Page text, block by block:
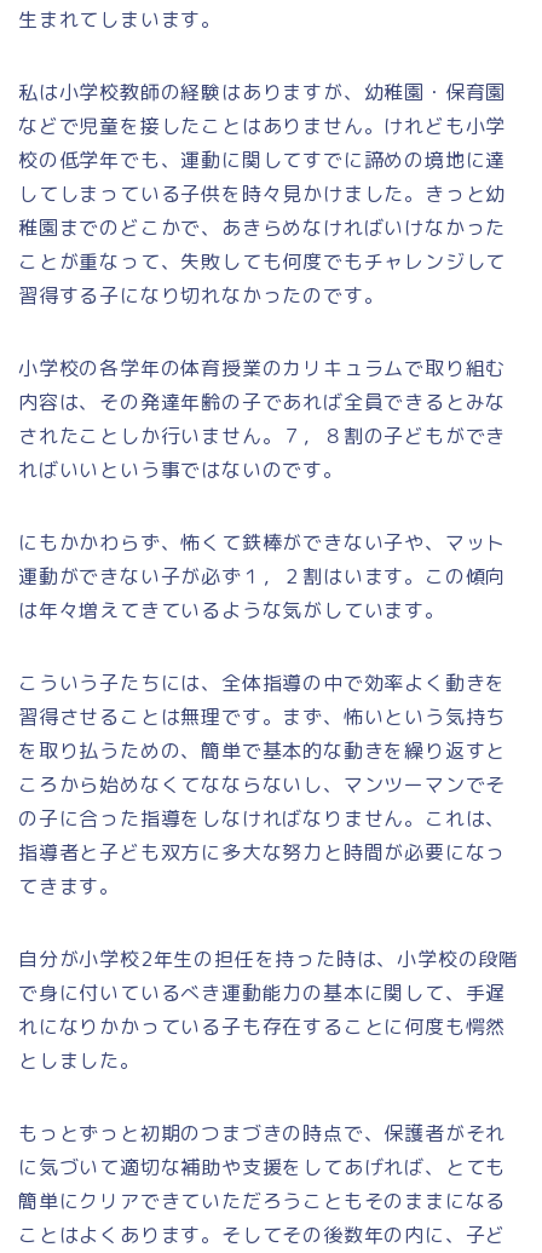
生まれてしまいます。
私は小学校教師の経験はありますが、幼稚園・保育園
などで児童を接したことはありません。けれども小学
校の低学年でも、運動に関してすでに諦めの境地に達
してしまっている子供を時々見かけました。きっと幼
稚園までのどこかで、あきらめなければいけなかった
ことが重なって、失敗しても何度でもチャレンジして
習得する子になり切れなかったのです。
小学校の各学年の体育授業のカリキュラムで取り組む
内容は、その発達年齢の子であれば全員できるとみな
されたことしか行いません。７，８割の子どもができ
ればいいという事ではないのです。
にもかかわらず、怖くて鉄棒ができない子や、マット
運動ができない子が必ず１，２割はいます。この傾向
は年々増えてきているような気がしています。
こういう子たちには、全体指導の中で効率よく動きを
習得させることは無理です。まず、怖いという気持ち
を取り払うための、簡単で基本的な動きを繰り返すと
ころから始めなくてなならないし、マンツーマンでそ
の子に合った指導をしなければなりません。これは、
指導者と子ども双方に多大な努力と時間が必要になっ
てきます。
自分が小学校2年生の担任を持った時は、小学校の段階
で身に付いているべき運動能力の基本に関して、手遅
れになりかかっている子も存在することに何度も愕然
としました。
もっとずっと初期のつまづきの時点で、保護者がそれ
に気づいて適切な補助や支援をしてあげれば、とても
簡単にクリアできていただろうこともそのままになる
ことはよくあります。そしてその後数年の内に、子ど